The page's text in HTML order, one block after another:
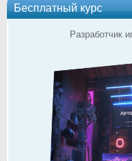
Бесплатный курс
Разработчик